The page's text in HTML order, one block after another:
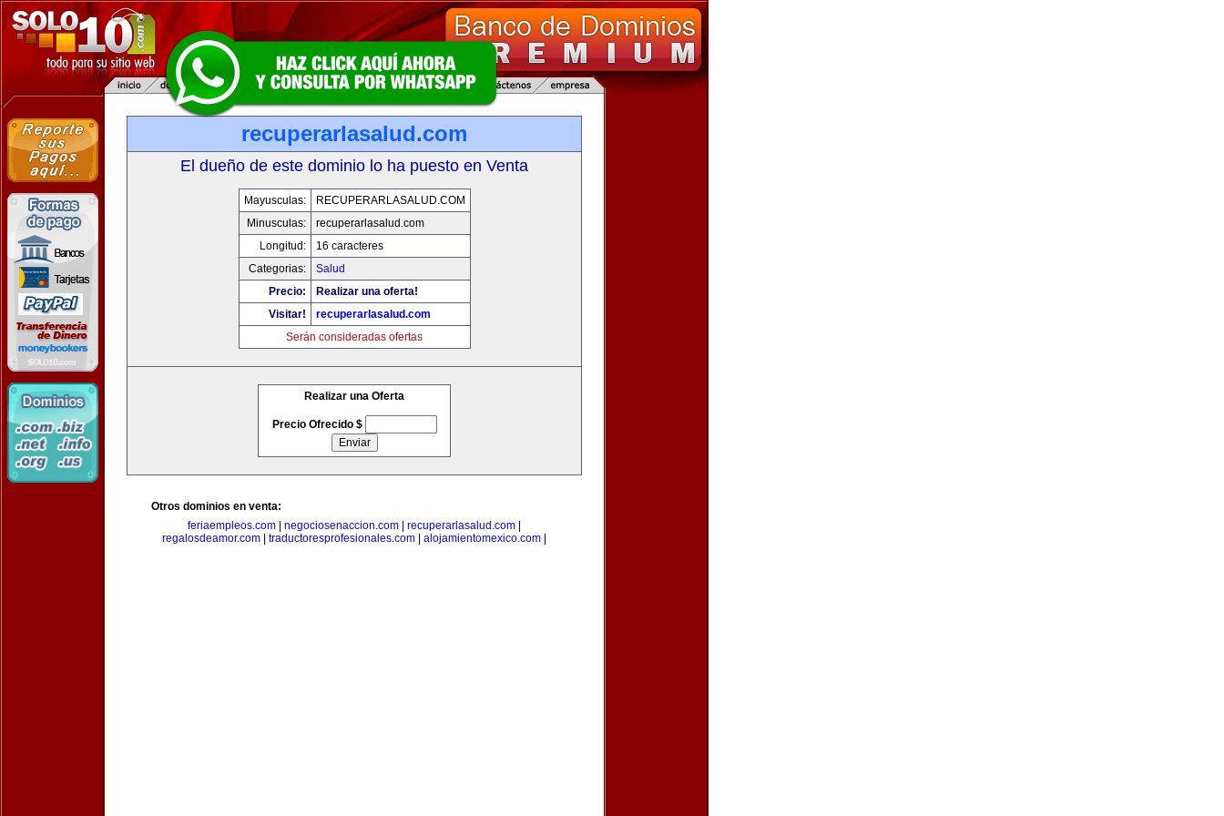
recuperarlasalud.com
El dueño de este dominio lo ha puesto en Venta
Mayusculas:
RECUPERARLASALUD.COM
Minusculas:
recuperarlasalud.com
Longitud:
16 caracteres
Categorias:
Salud
Precio:
Realizar una oferta!
Visitar!
recuperarlasalud.com
Serán consideradas ofertas
Realizar una Oferta
Precio Ofrecido $
Otros dominios en venta:
feriaempleos.com
negociosenaccion.com recuperarlasalud.com
regalosdeamor.com
traductoresprofesionales.com alojamientomexico.com